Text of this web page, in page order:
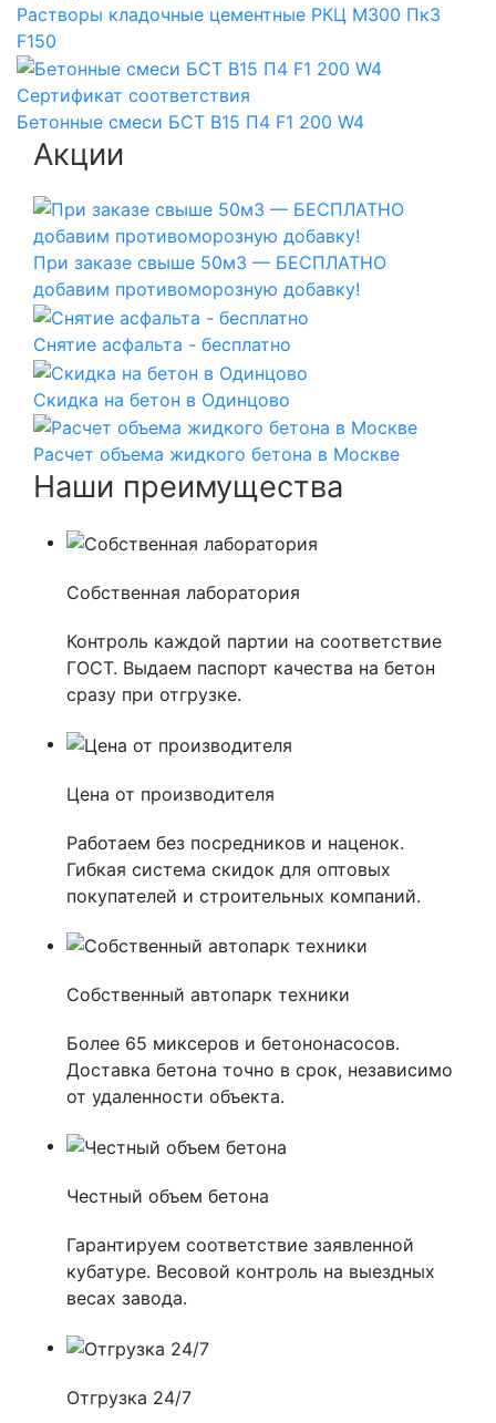
Растворы кладочные цементные РКЦ М300 Пк3
F150
Сертификат соответствия
Бетонные смеси БСТ B15 П4 F1 200 W4
Акции
При заказе свыше 50м3 — БЕСПЛАТНО
добавим противоморозную добавку!
Снятие асфальта - бесплатно
Скидка на бетон в Одинцово
Расчет объема жидкого бетона в Москве
Наши преимущества
Собственная лаборатория
Контроль каждой партии на соответствие
ГОСТ. Выдаем паспорт качества на бетон
сразу при отгрузке.
Цена от производителя
Работаем без посредников и наценок.
Гибкая система скидок для оптовых
покупателей и строительных компаний.
Собственный автопарк техники
Более 65 миксеров и бетононасосов.
Доставка бетона точно в срок, независимо
от удаленности объекта.
Честный объем бетона
Гарантируем соответствие заявленной
кубатуре. Весовой контроль на выездных
весах завода.
Отгрузка 24/7